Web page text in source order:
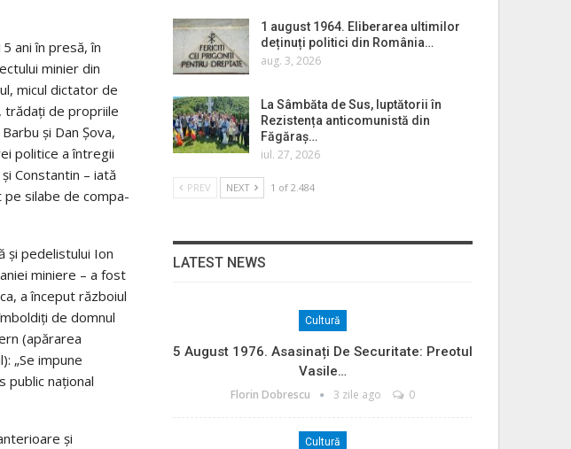
ani în presă, în
minier din
micul dictator de
tră­daţi de propriile
şi Dan Şova,
politice a întregii
Constantin – iată
pe silabe de com­pa­
şi pedelistului Ion
miniere – a fost
a început războiul
de domnul
(apărarea
„Se impune
public naţional
şi
1 august 1964. Eliberarea ultimilor
deținuți politici din România…
aug. 3, 2026
La Sâmbăta de Sus, luptătorii în
Rezistența anticomunistă din
Făgăraș…
iul. 27, 2026
PREV NEXT 1 of 2.484
LATEST NEWS
Cultură
5 August 1976. Asasinați De Securitate: Preotul
Vasile…
Florin Dobrescu 3 zile ago 0
Cultură